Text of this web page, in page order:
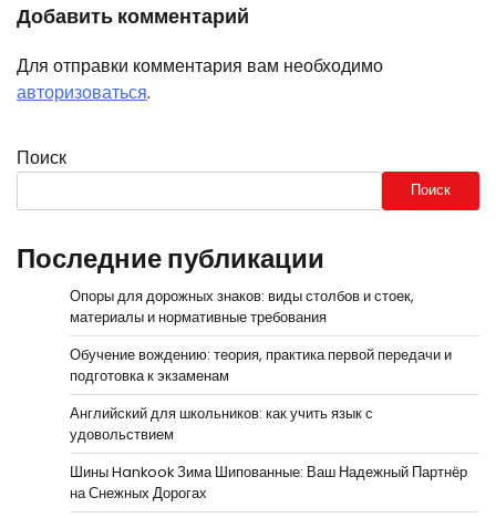
Добавить комментарий
Для отправки комментария вам необходимо
авторизоваться.
Поиск
Поиск
Последние публикации
Опоры для дорожных знаков: виды столбов и стоек,
материалы и нормативные требования
Обучение вождению: теория, практика первой передачи и
подготовка к экзаменам
Английский для школьников: как учить язык с
удовольствием
Шины Hankook Зима Шипованные: Ваш Надежный Партнёр
на Снежных Дорогах